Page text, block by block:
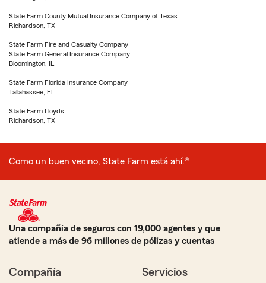
State Farm County Mutual Insurance Company of Texas
Richardson, TX
State Farm Fire and Casualty Company
State Farm General Insurance Company
Bloomington, IL
State Farm Florida Insurance Company
Tallahassee, FL
State Farm Lloyds
Richardson, TX
Como un buen vecino, State Farm está ahí.®
Una compañía de seguros con 19,000 agentes y que
atiende a más de 96 millones de pólizas y cuentas
Compañía Servicios